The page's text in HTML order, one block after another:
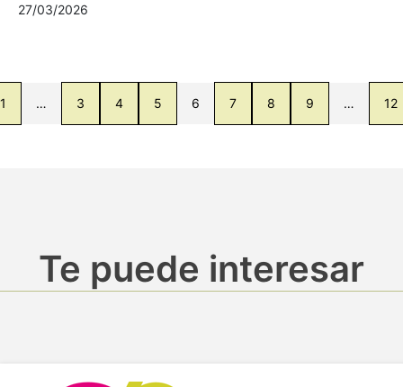
27/03/2026
1 … 3 4 5 6 7 8 9 … 12
Te puede interesar